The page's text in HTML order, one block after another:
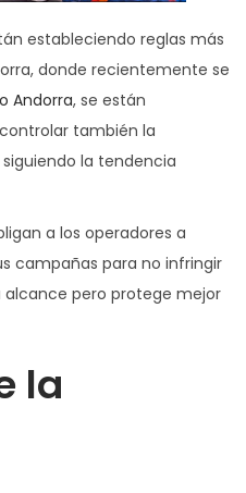
estableciendo reglas más
donde recientemente se
Andorra, se están
también la
la tendencia
a los operadores a
campañas para no infringir
alcance pero protege mejor
la